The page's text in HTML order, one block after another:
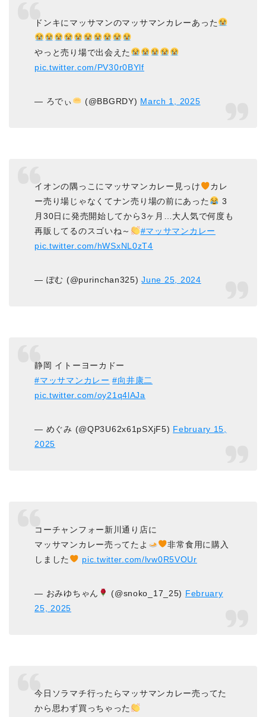
ドンキにマッサマンのマッサマンカレーあった
やっと売り場で出会えた
pic.twitter.com/PV30r0BYlf
— ろでぃ (@BBGRDY) March 1, 2025
イオンの隅っこにマッサマンカレー見っけ
カレ
ー売り場じゃなくてナン売り場の前にあった
3
月30日に発売開始してから3ヶ月…大人気で何度も
再販してるのスゴいね～
#マッサマンカレー
pic.twitter.com/hWSxNL0zT4
— ぽむ (@purinchan325)June 25, 2024
静岡 イトーヨーカドー
#マッサマンカレー #向井康二
pic.twitter.com/oy21q4lAJa
— めぐみ (@QP3U62x61pSXjF5) February 15,
2025
コーチャンフォー新川通り店に
マッサマンカレー売ってたよ
非常食用に購入
しました
pic.twitter.com/lvw0R5VOUr
— おみゆちゃん (@snoko_17_25) February
25, 2025
今日ソラマチ行ったらマッサマンカレー売ってた
から思わず買っちゃった